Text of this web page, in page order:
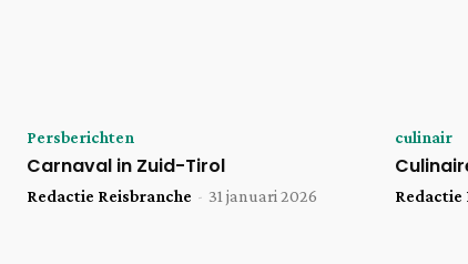
Persberichten
Carnaval in Zuid-Tirol
Redactie Reisbranche - 31 januari 2026
culinair
Redactie